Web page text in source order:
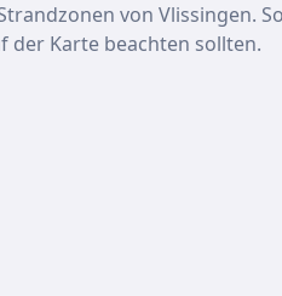
von Vlissingen.
der Karte beachten sollten.